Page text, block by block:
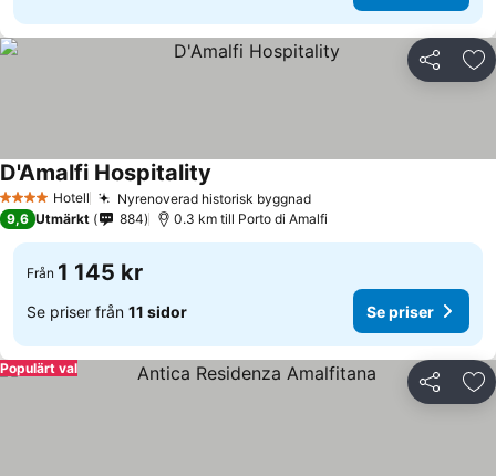
Dela
4 StjärnorHotell Nyrenoverad historisk byggnad
D'Amalfi Hospitality
9,6 Utmärkt 884 0.3 km till Porto di Amalfi
Från 1 145 kr
Se priser från 11 sidor Se priser
Dela
Populärt val